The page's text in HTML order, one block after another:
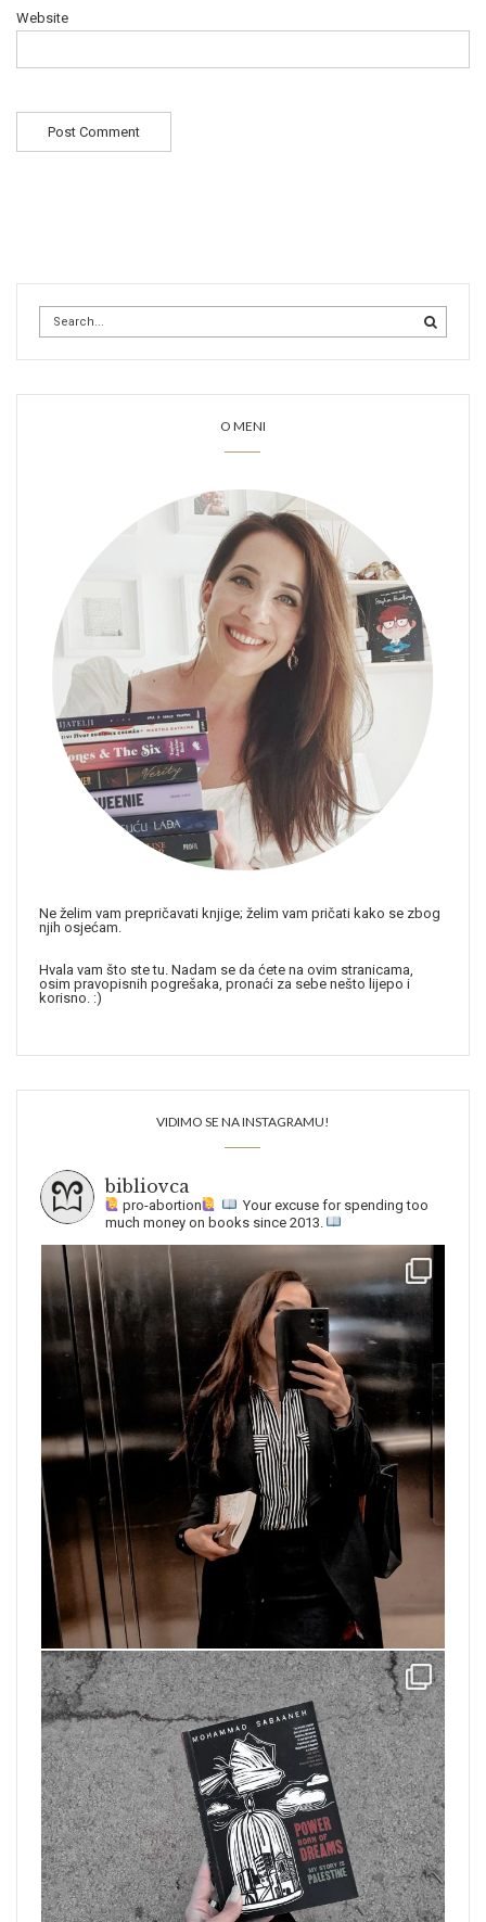
Website
O MENI
Ne želim vam prepričavati knjige; želim vam pričati kako se zbog
njih osjećam.
Hvala vam što ste tu. Nadam se da ćete na ovim stranicama,
osim pravopisnih pogrešaka, pronaći za sebe nešto lijepo i
korisno. :)
VIDIMO SE NA INSTAGRAMU!
bibliovca
pro-abortion
Your excuse for spending too
much money on books since 2013.